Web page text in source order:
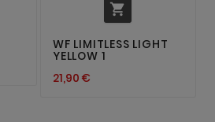

WF LIMITLESS LIGHT
YELLOW 1
21,90 €